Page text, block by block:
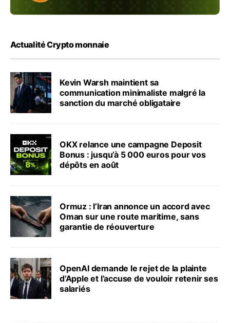
Actualité Crypto monnaie
Kevin Warsh maintient sa
communication minimaliste malgré la
sanction du marché obligataire
OKX relance une campagne Deposit
Bonus : jusqu’à 5 000 euros pour vos
dépôts en août
Ormuz : l’Iran annonce un accord avec
Oman sur une route maritime, sans
garantie de réouverture
OpenAI demande le rejet de la plainte
d’Apple et l’accuse de vouloir retenir ses
salariés